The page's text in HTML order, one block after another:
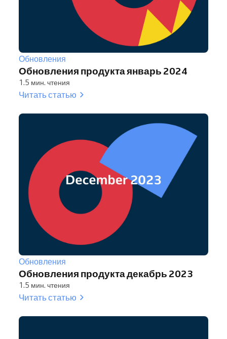
Обновления
Обновления продукта январь 2024
1.5 мин. чтения
Читать статью
Обновления
Обновления продукта декабрь 2023
1.5 мин. чтения
Читать статью